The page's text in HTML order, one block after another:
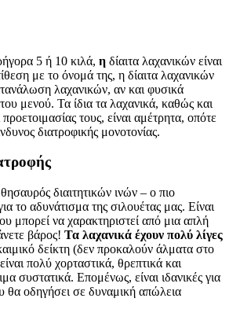
5 ή 10 κιλά, η δίαιτα λαχανικών είναι
με το όνομά της, η δίαιτα λαχανικών
λαχανικών, αν και φυσικά
μενού. Τα ίδια τα λαχανικά, καθώς και
τους, είναι αμέτρητα, οπότε
διατροφικής μονοτονίας.
διαιτητικών ινών – ο πιο
το αδυνάτισμα της σιλουέτας μας. Είναι
μπορεί να χαρακτηριστεί από μια απλή
βάρος! Τα λαχανικά έχουν πολύ λίγες
δείκτη (δεν προκαλούν άλματα στο
πολύ χορταστικά, θρεπτικά και
συστατικά. Επομένως, είναι ιδανικές για
θα οδηγήσει σε δυναμική απώλεια